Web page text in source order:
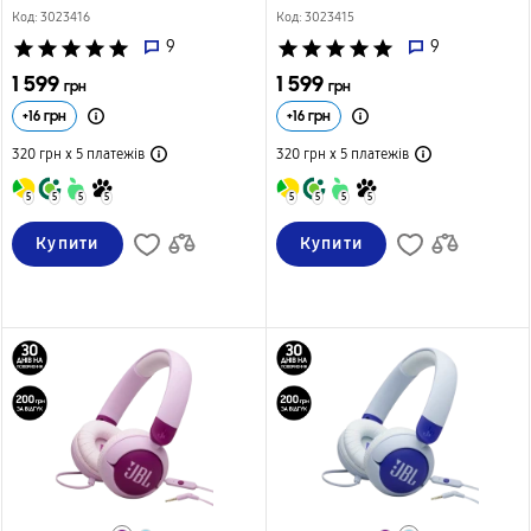
Код: 3023416
star star star star star 9
1 599 грн
+16 грн
320 грн х 5 платежів
5 5 5 5
Купити
Код: 3023415
star star star star star 9
1 599 грн
+16грн
320 грн х 5платежів
5 5 5 5
Купити